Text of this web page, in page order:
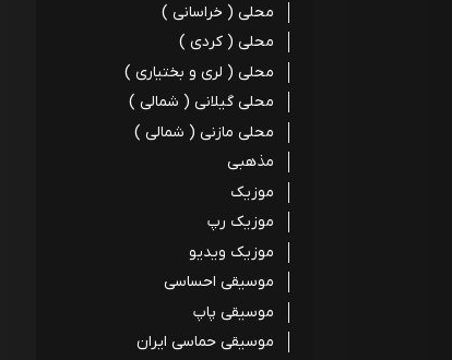
محلی ( خراسانی )
محلی ( کردی )
محلی ( لری و بختیاری )
محلی گیلانی ( شمالی )
محلی مازنی ( شمالی )
مذهبی
موزیک
موزیک رپ
موزیک ویدیو
موسیقی احساسی
موسیقی پاپ
موسیقی حماسی ایران